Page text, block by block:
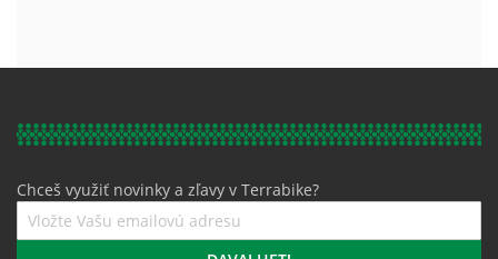
Chceš využiť novinky a zľavy v Terrabike?
Prihláste
sa